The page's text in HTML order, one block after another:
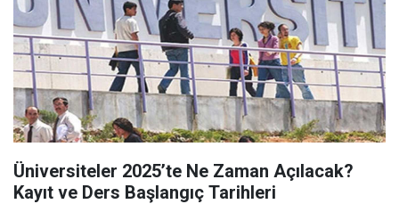
Üniversiteler 2025’te Ne Zaman Açılacak?
Kayıt ve Ders Başlangıç Tarihleri